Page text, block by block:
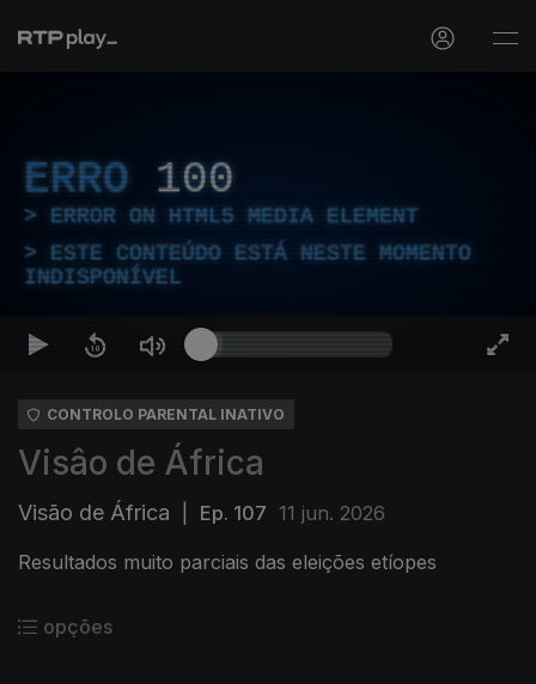
ERRO 100
ERROR ON HTML5 MEDIA ELEMENT
ESTE CONTEÚDO ESTÁ NESTE MOMENTO
INDISPONÍVEL
CONTROLO PARENTAL INATIVO
Visâo de África
Visão de África Ep. 107 11 jun. 2026
Resultados muito parciais das eleições etíopes
opções